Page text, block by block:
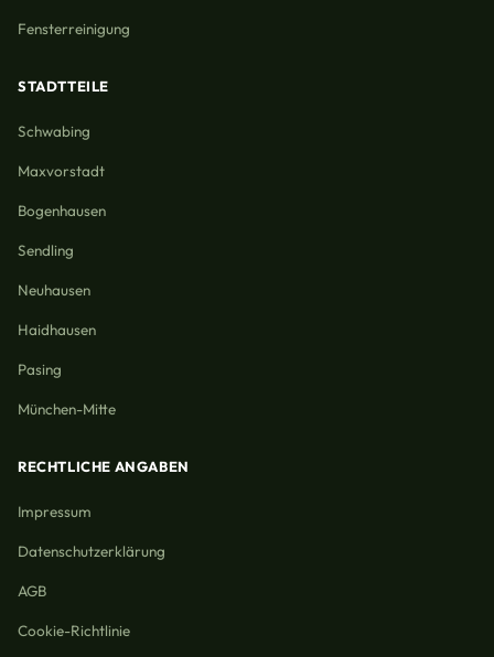
Fensterreinigung
STADTTEILE
Schwabing
Maxvorstadt
Bogenhausen
Sendling
Neuhausen
Haidhausen
Pasing
München-Mitte
RECHTLICHE ANGABEN
Impressum
Datenschutzerklärung
AGB
Cookie-Richtlinie